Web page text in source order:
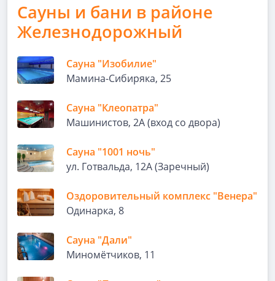
Сауны и бани в районе
Железнодорожный
Сауна "Изобилие"
Мамина-Сибиряка, 25
Сауна "Клеопатра"
Машинистов, 2А (вход со двора)
Сауна "1001 ночь"
ул. Готвальда, 12А (Заречный)
Оздоровительный комплекс "Венера"
Одинарка, 8
Сауна "Дали"
Миномётчиков, 11